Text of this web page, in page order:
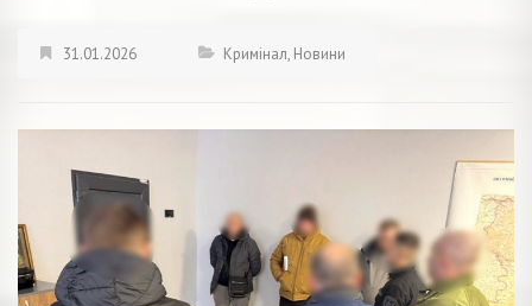
31.01.2026 Кримінал, Новини